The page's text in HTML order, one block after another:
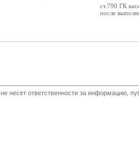
ст.790 ГК
после
несет ответственности за информацию,